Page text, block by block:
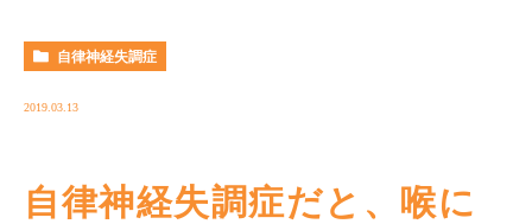
自律神経失調症
2019.03.13
自律神経失調症だと、喉に